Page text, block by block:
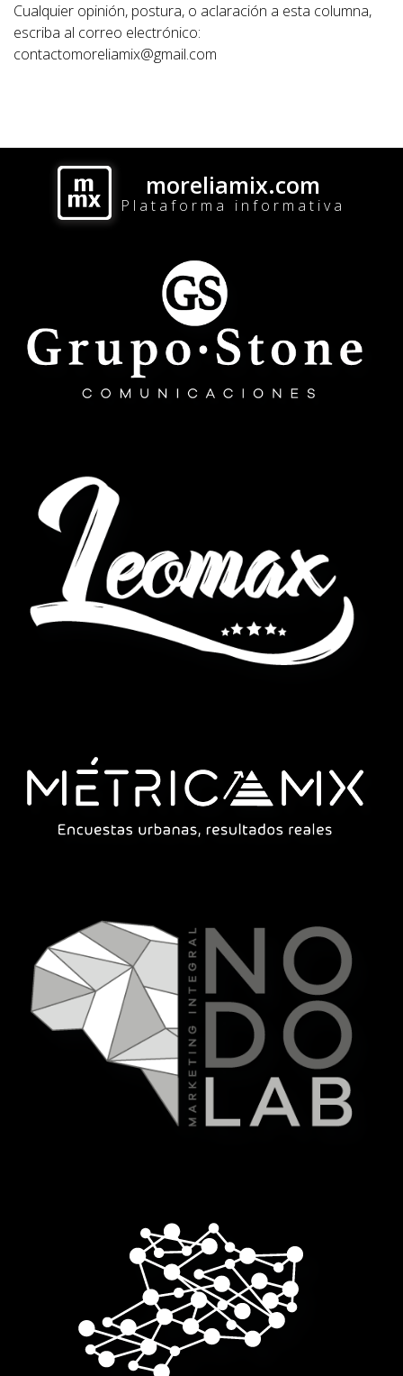
Cualquier opinión, postura, o aclaración a esta columna,
escriba al correo electrónico:
contactomoreliamix@gmail.com
moreliamix.com
Plataforma informativa